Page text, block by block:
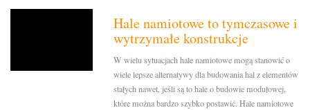
Hale namiotowe to tymczasowe i
wytrzymałe konstrukcje
W wielu sytuacjach hale namiotowe mogą stanowić o
wiele lepsze alternatywy dla budowania hal z elementów
stałych nawet, jeśli są to hale o budowie modułowej,
które można bardzo szybko postawić. Hale namiotowe